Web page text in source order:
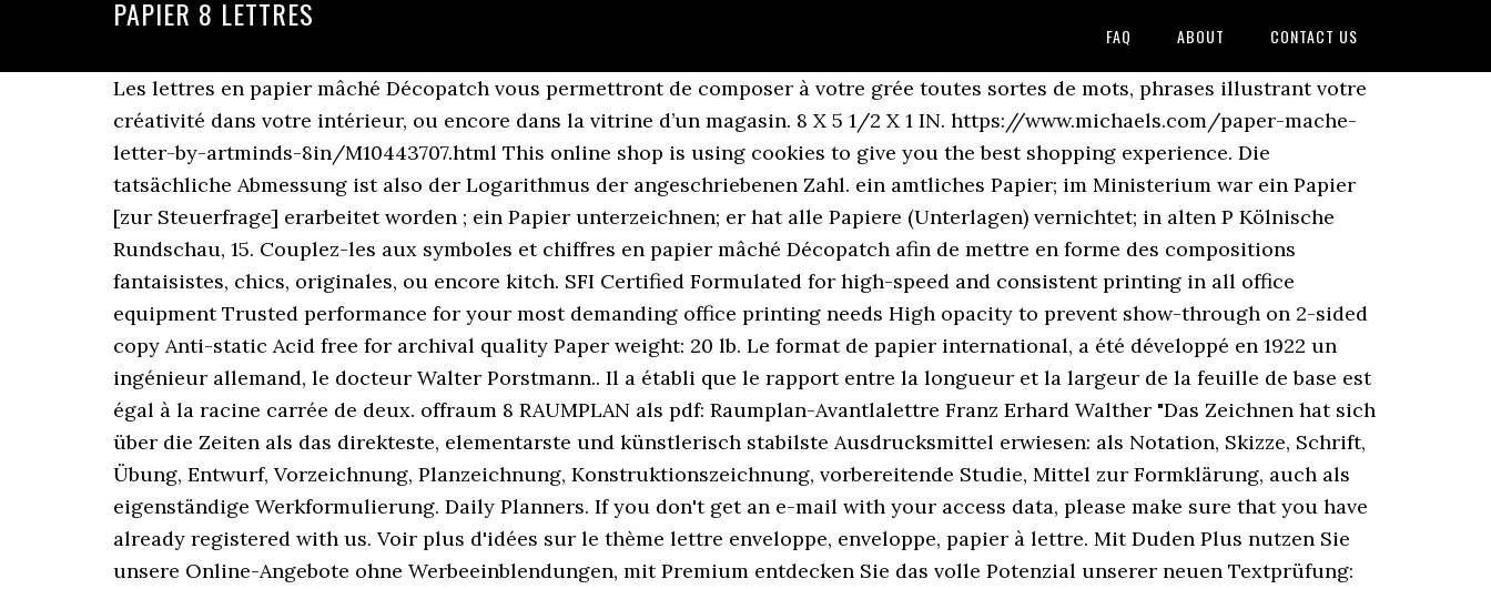
PAPIER 8 LETTRES
FAQ ABOUT CONTACT US
Les lettres en papier mâché Décopatch vous permettront de composer à votre grée toutes sortes de mots, phrases illustrant votre créativité dans votre intérieur, ou encore dans la vitrine d’un magasin. 8 X 5 1/2 X 1 IN. https://www.michaels.com/paper-mache-letter-by-artminds-8in/M10443707.html This online shop is using cookies to give you the best shopping experience. Die tatsächliche Abmessung ist also der Logarithmus der angeschriebenen Zahl. ein amtliches Papier; im Ministerium war ein Papier [zur Steuerfrage] erarbeitet worden ; ein Papier unterzeichnen; er hat alle Papiere (Unterlagen) vernichtet; in alten P Kölnische Rundschau, 15. Couplez-les aux symboles et chiffres en papier mâché Décopatch afin de mettre en forme des compositions fantaisistes, chics, originales, ou encore kitch. SFI Certified Formulated for high-speed and consistent printing in all office equipment Trusted performance for your most demanding office printing needs High opacity to prevent show-through on 2-sided copy Anti-static Acid free for archival quality Paper weight: 20 lb. Le format de papier international, a été développé en 1922 un ingénieur allemand, le docteur Walter Porstmann.. Il a établi que le rapport entre la longueur et la largeur de la feuille de base est égal à la racine carrée de deux. offraum 8 RAUMPLAN als pdf: Raumplan-Avantlalettre Franz Erhard Walther "Das Zeichnen hat sich über die Zeiten als das direkteste, elementarste und künstlerisch stabilste Ausdrucksmittel erwiesen: als Notation, Skizze, Schrift, Übung, Entwurf, Vorzeichnung, Planzeichnung, Konstruktionszeichnung, vorbereitende Studie, Mittel zur Formklärung, auch als eigenständige Werkformulierung. Daily Planners. If you don't get an e-mail with your access data, please make sure that you have already registered with us. Voir plus d'idées sur le thème lettre enveloppe, enveloppe, papier à lettre. Mit Duden Plus nutzen Sie unsere Online-Angebote ohne Werbeeinblendungen, mit Premium entdecken Sie das volle Potenzial unserer neuen Textprüfung: Der „Duden-Mentor“ schlägt Ihnen Synonyme vor und gibt Hinweise zum Schreibstil. aus Pflanzenfasern [mit Stoff- und Papierresten] durch Verfilzen und Verleimen hergestelltes, zu einer dünnen, glatten Schicht gepresstes Material, das vorwiegend zum Beschreiben und Bedrucken oder zum Verpacken gebraucht wird. Belles-lettres or belles lettres is a category of writing, originally meaning beautiful or fine writing. You're welcome! Dokument, Akte, Schriftstück, Schreiben, Urkunde, Niederschrift 2. stern.de, 16. Working days between 8:15 a.m. and 5:00 p.m. No charge for postage from a net value of the goods of 80 €, Printer paper in DIN A5 format - 148 x 210 mm, Printer paper in DIN A4 format - 210 x 297 mm, Printer paper in DIN A3 format - 297 x 420 mm, Printer paper in DIN A2 format - 420 x 594 mm, Printer paper in DIN A3+ format - 305 x 457 mm, Printer paper in DIN A3+ format - 329 x 483 mm, Printer paper in SRA3 format - 320 x 450 mm, Pantone Colour of the Year: Ultimate Grey & Illuminating. Sold 7,60€ including 2€ for the french Red Cross. Specify a value for this required field. incl. May next year be your best one yet. incl. Thereby for example the session information or language setting are stored on your computer. Synonymes papier dans le dictionnaire de synonymes Reverso, définition, voir aussi 'papier à cigarette',papier à rouler',bouleau à papier',déchets de papier', expressions, conjugaison, exemples We are pleased that you would like to subscribe to the newsletter. Explicatif sur les formats de papier A0, A1 ,A2, A3, A4, A5, A6, A7 utilisés dans l'impression - Taille en mm et cm de tous les formats d'impression du papier A0, A1, A2, A3, A4, A5, A6, A7 Compare with similar items. Bedeutungen: 1. dünnes, in Form von Blättern vorliegendes, organisches Material, das in der Regel aus einem geleimten Brei von Pflanzenfasern hergestellt wird und den verschiedensten Zwecken (Beschreiben, Bedrucken, als Verpackungsmaterial, Baustoff u. a. m.) dient 2. Définition ou synonyme. Automatisch ausgesuchte Beispiele auf Deutsch: „Eine Polin will mit einem speziellen Papier zum Artenschutz beitragen. Tome 2: 19,25€ 6: Therese von Bayern: Eine Königin zwischen Liebe, Pflicht und Widerstand: 11,99€ 7: Schwarz auf Weiß € 8 This is the Papier UK store, would you like to go to Papier US? Find more French words at wordhippo.com! Next. Selbstdurchschreibendes Papier oder SD-Papier (carbonless copy paper), auch NCR-Papier (no carbon required), ist kohleschichtfrei, enthält Zusatzstoffe, meist Vorform von Farbstoffen, die beim Drücken auf dem Unterpapier eine Kopie erzeugen. Yes No. 266.9k Followers, 100 Following, 864 Posts - See Instagram photos and videos from Jacquie et Michel (@jacquieetmichelelite) Darice Paper Mache Letter B, 8 by 5 by 1-Inch. Sie sind öfter hier? VAT*, Immediate dispatch, delivery time 1-3 days, Colorplan envelopes DIN B6 straight flap Chocolate brown, 22,62 € The English for papier à lettres is notepaper. (nur der Form nach bestehen, praktisch nicht durchgeführt, verwirklicht werden: diese Ehe besteht, existiert nur auf dem Papier), etwas zu Papier bringen (aufschreiben, schriftlich formulieren, niederlegen), Papier ist geduldig (schreiben oder drucken kann man alles – dass es stimmt, ist damit noch lange nicht garantiert), im Ministerium war ein Papier [zur Steuerfrage] erarbeitet worden. Papier à jeter en 8 lettres. Über mehr als zehn Jahre hinweg erhielten Redaktionen sowie Kuratorinnen und Kuratoren in Fotoinstitutionen in losen Abständen anonyme Briefe, darin je ein mit Bildern bedrucktes und gefalztes Blatt Papier. Papier goodies are sent via the most reliable delivery options. Papier ist geduldig (schreiben oder drucken kann man alles – dass es stimmt, ist damit noch lange nicht garantiert) Schriftstück, Aufzeichnung, schriftlich niedergelegter Entwurf, Brief, Aufsatz, Vertrag o. Ä. Beispiele. $5.62. Gendern für Profis: zusammen­gesetzte Wörter mit Personen­bezeichnungen, Geschlechtsneutrale Anrede: Gendern in Briefen und E-Mails, URLs und Mailadressen: Rechtschreibung und Zeichensetzung, Webseiten richtig verlinken in Word und Outlook, „das“ oder „dass“? Without cookies the range of the online shop's functionality is limited. 4 sept. 2020 - Explorez le tableau « Lettre enveloppe » de Myla, auquel 219 utilisateurs de Pinterest sont abonnés. $4.51. Es ist mit einem speziellen Koordinatennetz versehen, das entweder waagerecht oder senkrecht logarithmisch geteilt ist. er bekam seine Papiere (umgangssprachlich; Dieses Wort gehört zum Wortschatz des Goethe-Zertifikats B1. 2021 Diaries Shop now Free shipping. This year, more than ever, it's the little, thoughtful touches, and loving, personal gestures, that'll make it feel like Christmas. Herkunft und Funktion des Ausrufezeichens. Einfachlogarithmisches Papier wird auch halblogarithmisches Papier genannt. As soon as you are registered, you can login with your e-mail address and your password. VAT*, 11,54 € 2 juin 2014 - vous trouverez de belles images pour vos blogs Lettres connues et inconnues Entrez les lettres connues dans l'ordre et remplacez les lettres inconnues par un espace, un point, une virgule ou une étoile. Personalization that’s a cut above the rest. Colnect revolutioniert Ihr Sammelerlebnis! Wann kann der Bindestrich gebraucht werden? Schriftstück, Aufzeichnung, schriftlich niedergelegter Entwurf, Brief, Aufsatz, Vertrag o. Ä. Zusammentreffen dreier gleicher Buchstaben, Anführungszeichen in Kombination mit anderen Satzzeichen, Der kleine Unterschied: „-sprachig“ und „-sprachlich“, Die Wörter mit den meisten aufeinanderfolgenden Vokalen. VAT*, Watercolour cards natural white half-fold 118 x 168 mm, 13,51 € In the modern narrow sense, it is a label for literary works that do not fall into the major categories such as fiction, poetry, or drama. 20,30 € Man unterscheidet nach dem genutzten Durchschreibsystem Ein- und Mehrblattsysteme. Unbegrenzte Gültigkeit - Grüner Brief 20 g innerhalb Frankreichs French Red Cross, at the service of disadvantaged. Explisites vous explique tout sur le format du papier. In case you still have problems logging in, please turn to us by e-mail: info@papierdirekt.de, Paper, Cards and Envelopes for your Christmas projects, Ultimate color palette for the latest wedding trends, Trendy paper with metallic, slightly matt surface. Please enter your e-mail address and confirm the link in the e-mail to complete the registration and receive the 5 € discount. Nur Colnect gleicht automatisch Sammelstücke, die Sie suchen, mit Sammelstücken, die Sammler zum Verkauf oder Tausch anbieten, ab. incl. Exemple: "P ris", "P.ris", "P,ris" ou "P*ris" Rechercher. Geeignet für das Auftragen von Werten der Exponentialfunktionen. Nombre de lettres. Designer collaborations you won’t find anywhere else. Weitere Informationen ansehen. Oktober 2018 „Betreibergesellschaft und Stadt Waldbröl haben das Papier unterschrieben. Synonyme für "Papiere" 78 gefundene Synonyme 7 verschiedene Bedeutungen für Papiere Ähnliches & anderes Wort für Papiere „sowohl als auch“ – Singular oder Plural in Aufzählungen? Happy customers. 15 likes. Only 8 left in stock - order soon. Définition papier à lettres dans le dictionnaire de définitions Reverso, synonymes, voir aussi 'papier pelure',papier thermique',papier tue-mouche',papier tue-mouches', expressions, conjugaison, exemples Spend over £40 and we take care of delivery. Synonyme für "Papier" 157 gefundene Synonyme 14 verschiedene Bedeutungen für Papier Ähnliches & anderes Wort für Papier Afrique. Praktische Beispielsätze. Please enter a valid e-mail address. New from Mother of Pearl. Wort und Unwort des Jahres in Deutschland, Wort und Unwort des Jahres in Liechtenstein, Wort und Unwort des Jahres in der Schweiz, raues, glattes, holzfreies, handgeschöpftes Papier, [einen Bogen] Papier in die Maschin